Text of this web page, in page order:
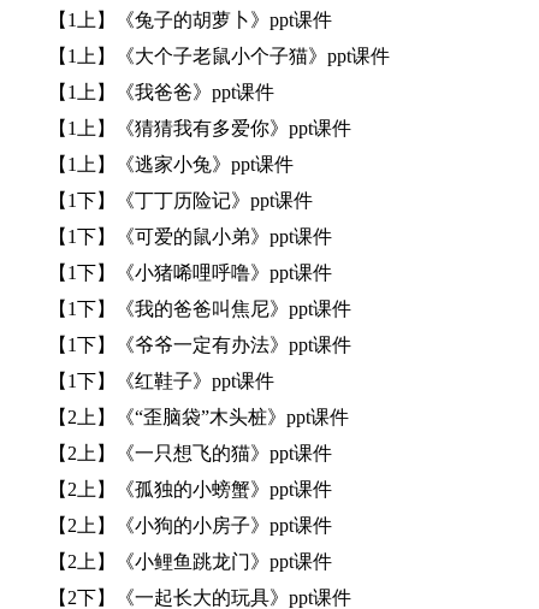
【1上】《兔子的胡萝卜》ppt课件
【1上】《大个子老鼠小个子猫》ppt课件
【1上】《我爸爸》ppt课件
【1上】《猜猜我有多爱你》ppt课件
【1上】《逃家小兔》ppt课件
【1下】《丁丁历险记》ppt课件
【1下】《可爱的鼠小弟》ppt课件
【1下】《小猪唏哩呼噜》ppt课件
【1下】《我的爸爸叫焦尼》ppt课件
【1下】《爷爷一定有办法》ppt课件
【1下】《红鞋子》ppt课件
【2上】《“歪脑袋”木头桩》ppt课件
【2上】《一只想飞的猫》ppt课件
【2上】《孤独的小螃蟹》ppt课件
【2上】《小狗的小房子》ppt课件
【2上】《小鲤鱼跳龙门》ppt课件
【2下】《一起长大的玩具》ppt课件